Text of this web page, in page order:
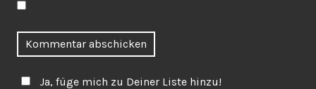
Ja, füge mich zu Deiner Liste hinzu!